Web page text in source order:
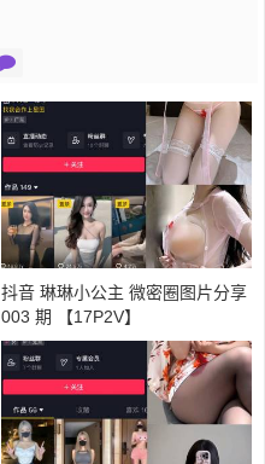
抖音 琳琳小公主 微密圈图片分享
003 期 【17P2V】